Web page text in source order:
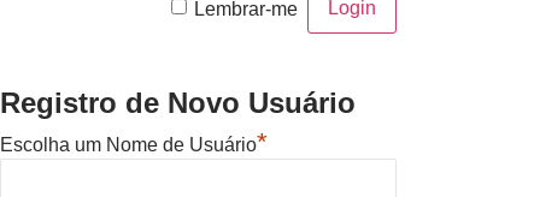
Lembrar-me
Registro de Novo Usuário
Escolha um Nome de Usuário*